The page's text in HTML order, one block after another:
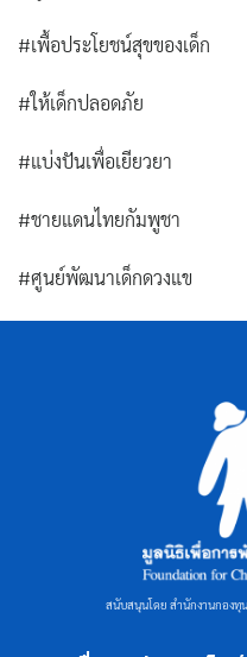
#เพื้อประโยชน์สุขของเด็ก
#ให้เด็กปลอดภัย
#แบ่งปันเพื่อเยียวยา
#ชายแดนไทยกัมพูชา
#ศูนย์พัฒนาเด็กดวงแข
สนับสนุนโดย สำนักงานกองทุ